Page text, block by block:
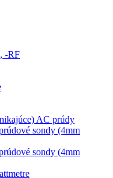
-RF
AC prúdy
sondy (4mm
sondy (4mm